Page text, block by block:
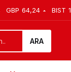
GBP 64,24 BIST
ARA